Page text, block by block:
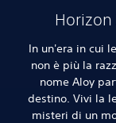
In un'era in cui
non è più la
nome Aloy
destino. Vivi la
misteri di un